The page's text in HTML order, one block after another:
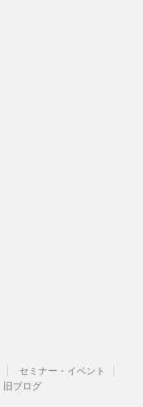
セミナー・イベント
旧ブログ